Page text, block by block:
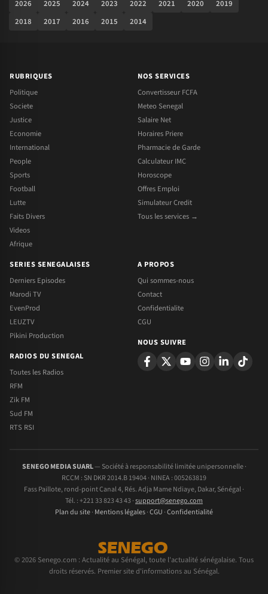
2026 2025 2024 2023 2022 2021 2020
2019
2018
2017 2016 2015 2014
RUBRIQUES
Politique
Societe
Justice
Economie
International
People
Sports
Football
Lutte
Faits Divers
Videos
Afrique
NOS SERVICES
Convertisseur FCFA
Meteo Senegal
Salaire Net
Horaires Priere
Pharmacie de Garde
Calculateur IMC
Horoscope
Offres Emploi
Simulateur Credit
Tous les services →
SERIES SENEGALAISES
Derniers Episodes
Marodi TV
EvenProd
LEUZTV
Pikini Production
RADIOS DU SENEGAL
Toutes les Radios
RFM
Zik FM
Sud FM
RTS RSI
A PROPOS
Qui sommes-nous
Contact
Confidentialite
CGU
NOUS SUIVRE
SENEGO MEDIA SUARL— Société à responsabilité limitée unipersonnelle ·
RCCM : SN DKR 2014.B 19404 · NINEA : 005263819
Fass Paillote, rond-point Canal 4, Rés. Adja Mame Ndiaye, Dakar, Sénégal ·
Tél. : +221 33 823 43 43 ·support@senego.com
Plan du site· Mentions légales·CGU ·Confidentialité
© 2026 Senego.com : Actualité au Sénégal, toute l'actualité sénégalaise. Tous
droits réservés. Premier site d'informations au Sénégal.